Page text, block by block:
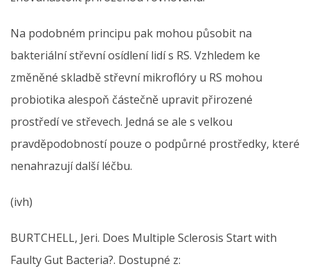
Na podobném principu pak mohou působit na
bakteriální střevní osídlení lidí s RS. Vzhledem ke
změněné skladbě střevní mikroflóry u RS mohou
probiotika alespoň částečně upravit přirozené
prostředí ve střevech. Jedná se ale s velkou
pravděpodobností pouze o podpůrné prostředky, které
nenahrazují další léčbu.
(ivh)
BURTCHELL, Jeri. Does Multiple Sclerosis Start with
Faulty Gut Bacteria?. Dostupné z: